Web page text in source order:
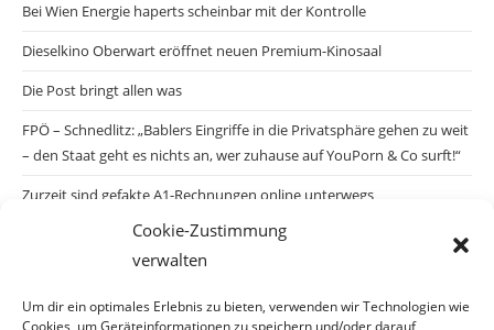
Cookie-Zustimmung
verwalten
Um dir ein optimales Erlebnis zu bieten, verwenden wir Technologien wie
Cookies, um Geräteinformationen zu speichern und/oder darauf
Bei Wien Energie haperts scheinbar mit der Kontrolle
Dieselkino Oberwart eröffnet neuen Premium-Kinosaal
Die Post bringt allen was
FPÖ – Schnedlitz: „Bablers Eingriffe in die Privatsphäre gehen zu weit
– den Staat geht es nichts an, wer zuhause auf YouPorn & Co surft!“
Zurzeit sind gefakte A1-Rechnungen online unterwegs
Salzburgs Juden und ihre Sicherheit: „Erst nach einem Anschlag wäre
die Gefahr endlich konkret!“
Biologisches Wunder in Ceuta